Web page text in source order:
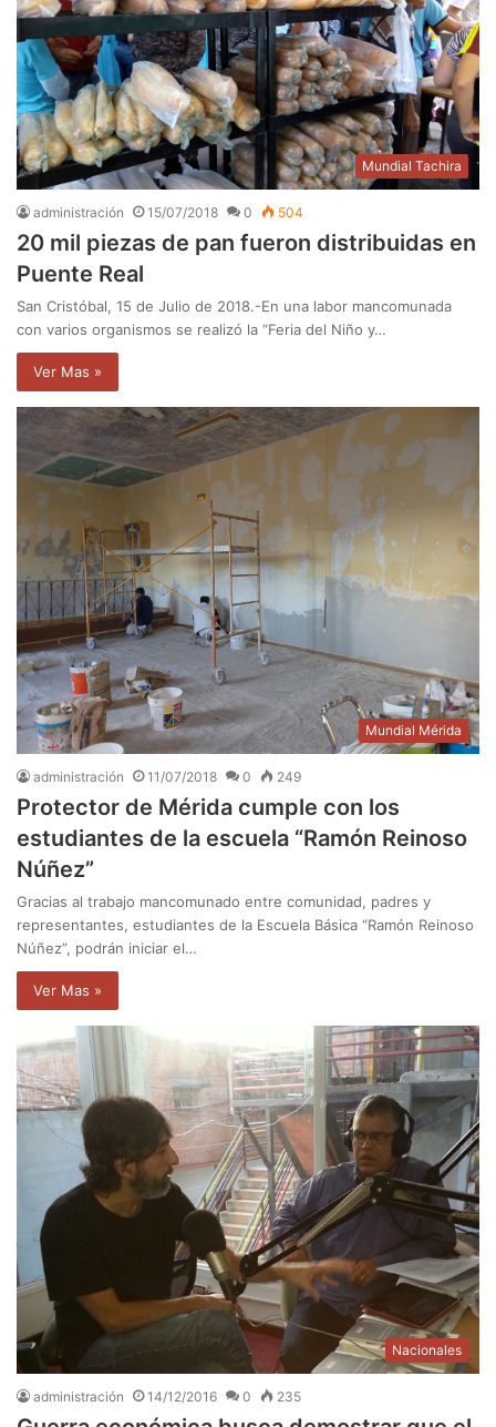
Mundial Tachira
administración 15/07/2018 0 504
20 mil piezas de pan fueron distribuidas en
Puente Real
San Cristóbal, 15 de Julio de 2018.-En una labor mancomunada
con varios organismos se realizó la “Feria del Niño y…
Ver Mas »
Mundial Mérida
administración 11/07/2018 0 249
Protector de Mérida cumple con los
estudiantes de la escuela “Ramón Reinoso
Núñez”
Gracias al trabajo mancomunado entre comunidad, padres y
representantes, estudiantes de la Escuela Básica “Ramón Reinoso
Núñez”, podrán iniciar el…
Ver Mas »
Nacionales
administración 14/12/2016 0 235